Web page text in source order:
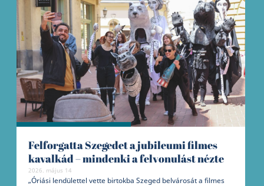
Felforgatta Szegedet a jubileumi filmes
kavalkád – mindenki a felvonulást nézte
2026. május 14
„Óriási lendülettel vette birtokba Szeged belvárosát a filmes